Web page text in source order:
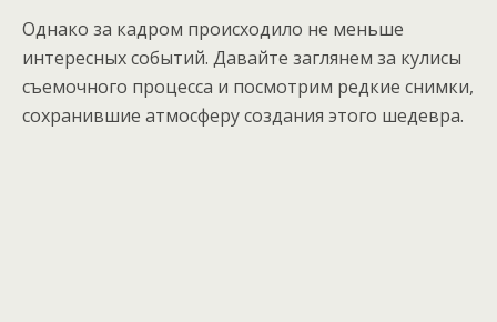
Однако за кадром происходило не меньше
интересных событий. Давайте заглянем за кулисы
съемочного процесса и посмотрим редкие снимки,
сохранившие атмосферу создания этого шедевра.